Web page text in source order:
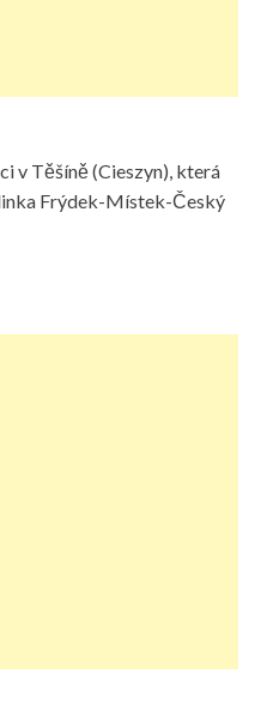
v Těšíně (Cieszyn), která
Frýdek-Místek-Český